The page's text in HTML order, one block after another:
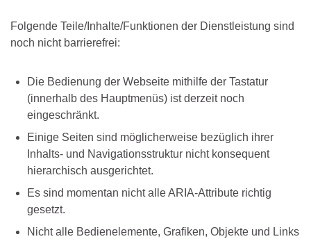
Folgende Teile/Inhalte/Funktionen der Dienstleistung sind
noch nicht barrierefrei:
Die Bedienung der Webseite mithilfe der Tastatur
(innerhalb des Hauptmenüs) ist derzeit noch
eingeschränkt.
Einige Seiten sind möglicherweise bezüglich ihrer
Inhalts- und Navigationsstruktur nicht konsequent
hierarchisch ausgerichtet.
Es sind momentan nicht alle ARIA-Attribute richtig
gesetzt.
Nicht alle Bedienelemente, Grafiken, Objekte und Links